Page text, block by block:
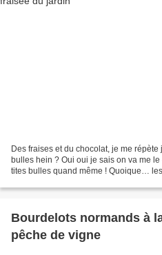
Des fraises et du chocolat, je me
bulles hein ? Oui oui je sais on va me
tites bulles quand même ! Quoique…
Bourdelots normands à
pêche de vigne